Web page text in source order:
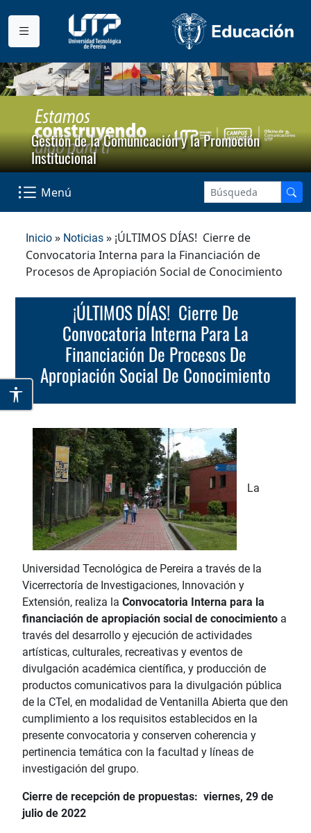
Gestión de la Comunicación y la Promoción
Institucional
Menú
Inicio » Noticias » ¡ÚLTIMOS DÍAS! Cierre de
Convocatoria Interna para la Financiación de
Procesos de Apropiación Social de Conocimiento
¡ÚLTIMOS DÍAS! Cierre De
Convocatoria Interna Para La
Financiación De Procesos De
Apropiación Social De Conocimiento
La
Universidad Tecnológica de Pereira a través de la
Vicerrectoría de Investigaciones, Innovación y
Extensión, realiza la Convocatoria Interna para la
financiación de apropiación social de conocimiento a
través del desarrollo y ejecución de actividades
artísticas, culturales, recreativas y eventos de
divulgación académica científica, y producción de
productos comunicativos para la divulgación pública
de la CTeI, en modalidad de Ventanilla Abierta que den
cumplimiento a los requisitos establecidos en la
presente convocatoria y conserven coherencia y
pertinencia temática con la facultad y líneas de
investigación del grupo.
Cierre de recepción de propuestas: viernes, 29 de
julio de 2022